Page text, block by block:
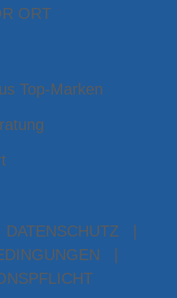
ORT
Top-Marken
DATENSCHUTZ